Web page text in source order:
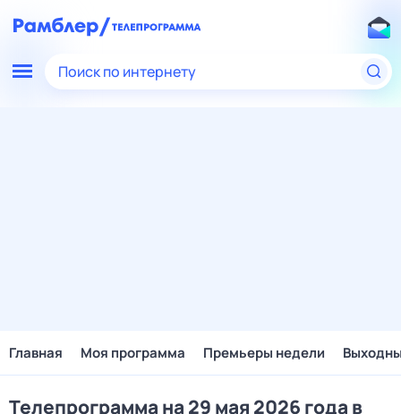
Поиск по интернету
Главная Моя программа Премьеры недели
Телепрограмма на 29 мая 2026 года в